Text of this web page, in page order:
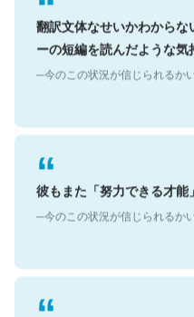
翻訳文体なせいかわからな
ーの短編を読んだような気
─今のこの状況が信じられるか
彼もまた「努力できる才能
─今のこの状況が信じられるか